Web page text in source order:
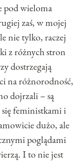
pod wieloma
zaś, w mojej
nie tylko, raczej
z różnych stron
dostrzegają
na różnorodność,
dojrzali – są
feministkami i
dużo, ale
poglądami
I to nie jest